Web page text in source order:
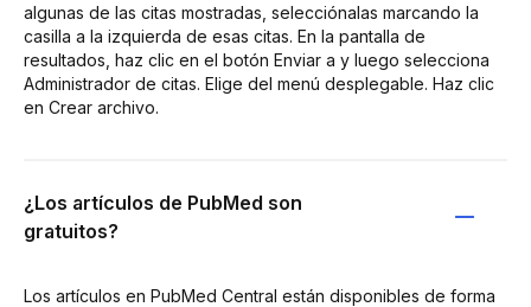
algunas de las citas mostradas, selecciónalas marcando la
casilla a la izquierda de esas citas. En la pantalla de
resultados, haz clic en el botón Enviar a y luego selecciona
Administrador de citas. Elige del menú desplegable. Haz clic
en Crear archivo.
¿Los artículos de PubMed son
gratuitos?
Los artículos en PubMed Central están disponibles de forma